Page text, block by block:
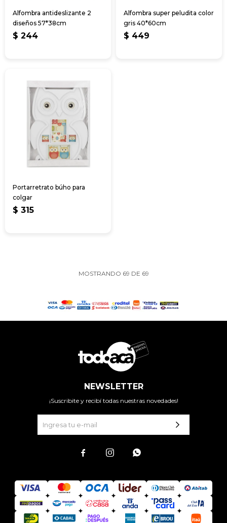
Alfombra antideslizante 2
diseños 57*38cm
$ 244
Alfombra super peludita color
gris 40*60cm
$ 449
Portarretrato búho para
colgar
$ 315
MOSTRANDO 69 DE 69
NEWSLETTER
¡Suscribite y recibí todas nuestras novedades!
  